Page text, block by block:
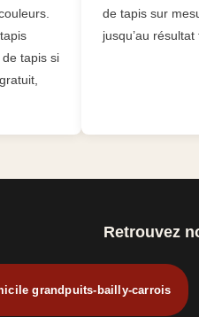
tapis si
de tapis sur
jusqu’au résultat
Retrouvez
grandpuits-bailly-carrois